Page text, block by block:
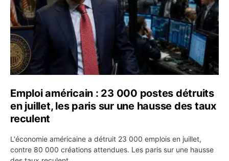
Emploi américain : 23 000 postes détruits
en juillet, les paris sur une hausse des taux
reculent
L'économie américaine a détruit 23 000 emplois en juillet,
contre 80 000 créations attendues. Les paris sur une hausse